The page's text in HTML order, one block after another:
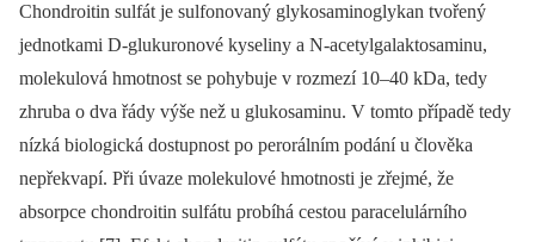
Chondroitin sulfát je sulfonovaný glykosaminoglykan tvořený
jednotkami D-glukuronové kyseliny a N-acetylgalaktosaminu,
molekulová hmotnost se pohybuje v rozmezí 10–40 kDa, tedy
zhruba o dva řády výše než u glukosaminu. V tomto případě tedy
nízká biologická dostupnost po perorálním podání u člověka
nepřekvapí. Při úvaze molekulové hmotnosti je zřejmé, že
absorpce chondroitin sulfátu probíhá cestou paracelulárního